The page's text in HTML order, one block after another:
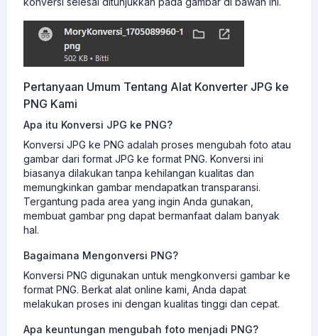
Pertanyaan Umum Tentang Alat Konverter JPG ke
PNG Kami
Apa itu Konversi JPG ke PNG?
Konversi JPG ke PNG adalah proses mengubah foto atau
gambar dari format JPG ke format PNG. Konversi ini
biasanya dilakukan tanpa kehilangan kualitas dan
memungkinkan gambar mendapatkan transparansi.
Tergantung pada area yang ingin Anda gunakan,
membuat gambar png dapat bermanfaat dalam banyak
hal.
Bagaimana Mengonversi PNG?
Konversi PNG digunakan untuk mengkonversi gambar ke
format PNG. Berkat alat online kami, Anda dapat
melakukan proses ini dengan kualitas tinggi dan cepat.
Apa keuntungan mengubah foto menjadi PNG?